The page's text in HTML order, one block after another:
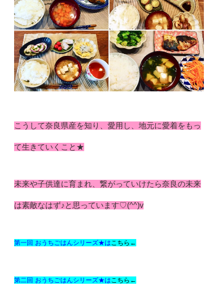
こうして奈良県産を知り、愛用し、地元に愛着をもっ
て生きていくこと★
未来や子供達に育まれ、繋がっていけたら奈良の未来
は素敵なはず♪と思っています♡(^^)v
第一回 おうちごはんシリーズ★は こちら←
第二回 おうちごはんシリーズ★は こちら←